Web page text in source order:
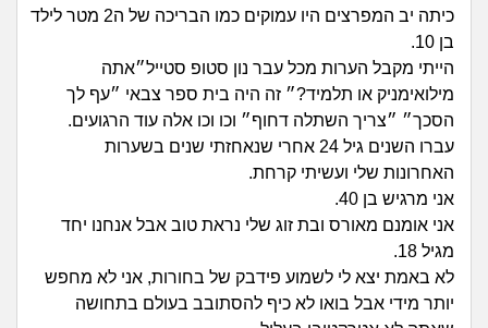
מדורים
זוגיות
מתבגרים
חיפוש שאלות
כיתה יב המפרצים היו עמוקים כמו הבריכה של ה2 מטר לילד
בן 10.
הייתי מקבל הערות מכל עבר נון סטופ סטייל״אתה
מילואימניק או תלמיד?״ זה היה בית ספר צבאי ״עף לך
הסכך״ ״צריך השתלה דחוף״ וכו וכו אלה עוד הרגועים.
עברו השנים גיל 24 אחרי שנאחזתי שנים בשערות
האחרונות שלי ועשיתי קרחת.
אני מרגיש בן 40.
אני אומנם מאורס ובת זוג שלי נראת טוב אבל אנחנו יחד
מגיל 18.
לא באמת יצא לי לשמוע פידבק של בחורות, אני לא מחפש
יותר מידי אבל בואו לא כיף להסתובב בעולם בתחושה